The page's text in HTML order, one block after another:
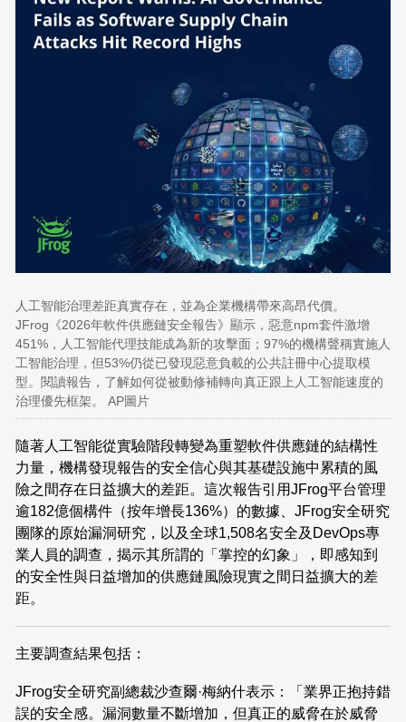
人工智能治理差距真實存在，並為企業機構帶來高昂代價。
JFrog《2026年軟件供應鏈安全報告》顯示，惡意npm套件激增
451%，人工智能代理技能成為新的攻擊面；97%的機構聲稱實施人
工智能治理，但53%仍從已發現惡意負載的公共註冊中心提取模
型。閱讀報告，了解如何從被動修補轉向真正跟上人工智能速度的
治理優先框架。 AP圖片
隨著人工智能從實驗階段轉變為重塑軟件供應鏈的結構性
力量，機構發現報告的安全信心與其基礎設施中累積的風
險之間存在日益擴大的差距。這次報告引用JFrog平台管理
逾182億個構件（按年增長136%）的數據、JFrog安全研究
團隊的原始漏洞研究，以及全球1,508名安全及DevOps專
業人員的調查，揭示其所謂的「掌控的幻象」，即感知到
的安全性與日益增加的供應鏈風險現實之間日益擴大的差
距。
主要調查結果包括：
JFrog安全研究副總裁沙查爾·梅納什表示：「業界正抱持錯
誤的安全感。漏洞數量不斷增加，但真正的威脅在於威脅